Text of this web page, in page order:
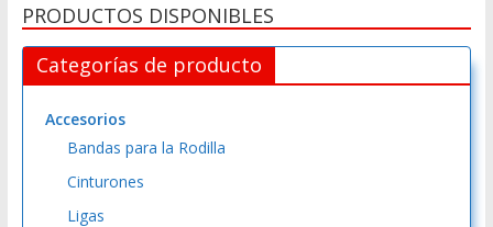
t
i
PRODUCTOS DISPONIBLES
Categorías de producto
Accesorios
Bandas para la Rodilla
Cinturones
Ligas